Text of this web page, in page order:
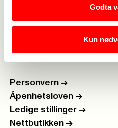
Godta
Kun
Rettigheter i
Brosjyrer og materiell
Personvern ->
Åpenhetsloven ->
Ledige stillinger ->
Nettbutikken ->